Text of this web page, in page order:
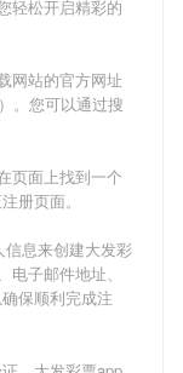
轻松开启精彩的
网站的官方网址
。您可以通过搜
页面上找到一个
册页面。
息来创建大发彩
子邮件地址、
保顺利完成注